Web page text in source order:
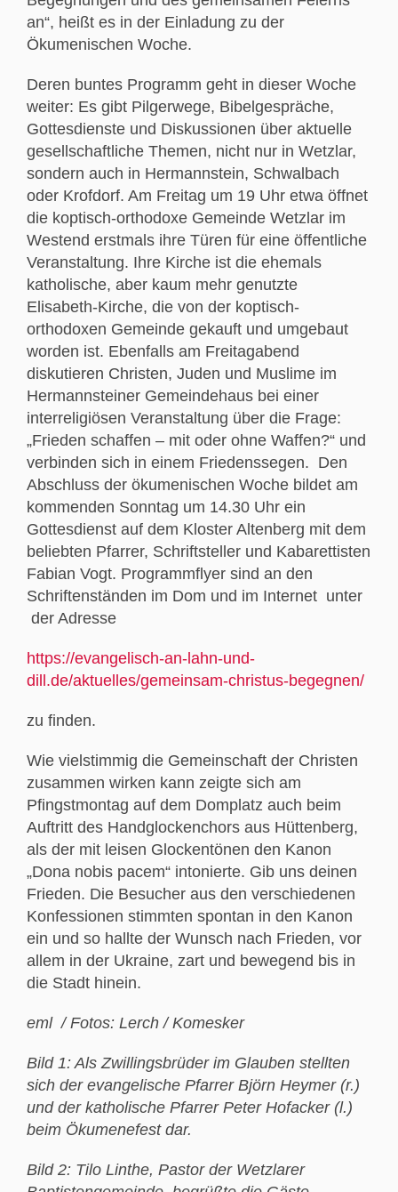
an“, heißt es in der Einladung zu der
Ökumenischen Woche.
Deren buntes Programm geht in dieser Woche
weiter: Es gibt Pilgerwege, Bibelgespräche,
Gottesdienste und Diskussionen über aktuelle
gesellschaftliche Themen, nicht nur in Wetzlar,
sondern auch in Hermannstein, Schwalbach
oder Krofdorf. Am Freitag um 19 Uhr etwa öffnet
die koptisch-orthodoxe Gemeinde Wetzlar im
Westend erstmals ihre Türen für eine öffentliche
Veranstaltung. Ihre Kirche ist die ehemals
katholische, aber kaum mehr genutzte
Elisabeth-Kirche, die von der koptisch-
orthodoxen Gemeinde gekauft und umgebaut
worden ist. Ebenfalls am Freitagabend
diskutieren Christen, Juden und Muslime im
Hermannsteiner Gemeindehaus bei einer
interreligiösen Veranstaltung über die Frage:
„Frieden schaffen – mit oder ohne Waffen?“ und
verbinden sich in einem Friedenssegen. Den
Abschluss der ökumenischen Woche bildet am
kommenden Sonntag um 14.30 Uhr ein
Gottesdienst auf dem Kloster Altenberg mit dem
beliebten Pfarrer, Schriftsteller und Kabarettisten
Fabian Vogt. Programmflyer sind an den
Schriftenständen im Dom und im Internet unter
der Adresse
https://evangelisch-an-lahn-und-
dill.de/aktuelles/gemeinsam-christus-begegnen/
zu finden.
Wie vielstimmig die Gemeinschaft der Christen
zusammen wirken kann zeigte sich am
Pfingstmontag auf dem Domplatz auch beim
Auftritt des Handglockenchors aus Hüttenberg,
als der mit leisen Glockentönen den Kanon
„Dona nobis pacem“ intonierte. Gib uns deinen
Frieden. Die Besucher aus den verschiedenen
Konfessionen stimmten spontan in den Kanon
ein und so hallte der Wunsch nach Frieden, vor
allem in der Ukraine, zart und bewegend bis in
die Stadt hinein.
eml / Fotos: Lerch / Komesker
Bild 1: Als Zwillingsbrüder im Glauben stellten
sich der evangelische Pfarrer Björn Heymer (r.)
und der katholische Pfarrer Peter Hofacker (l.)
beim Ökumenefest dar.
Bild 2: Tilo Linthe, Pastor der Wetzlarer